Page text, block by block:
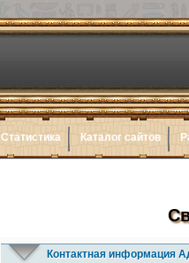
Статистика Каталог сайтов
Контактная информация